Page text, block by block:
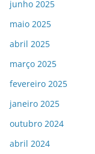
junho 2025
maio 2025
abril 2025
março 2025
fevereiro 2025
janeiro 2025
outubro 2024
abril 2024